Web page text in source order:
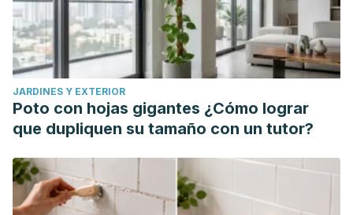
Tropaeolum majus nanum) dually blocks the COX and LOX
pathway in primary human immune cells.Phytomedicine
2016;23(6):611-620. doi:10.1016/j.phymed.2016.02.025
Gasparotto Junior A, Gasparotto FM, Lourenço EL, et al.
Antihypertensive effects of isoquercitrin and extracts from
Tropaeolum majus L.: evidence for the inhibition of
2011;134(2):363-372. doi:10.1016/j.jep.2010.12.026
Eichel V, Schüller A, Biehler K, Al-Ahmad A, Frank U.
Antimicrobial effects of mustard oil-containing plants
JARDINES Y EXTERIOR
Poto con hojas gigantes ¿Cómo lograr
que dupliquen su tamaño con un tutor?